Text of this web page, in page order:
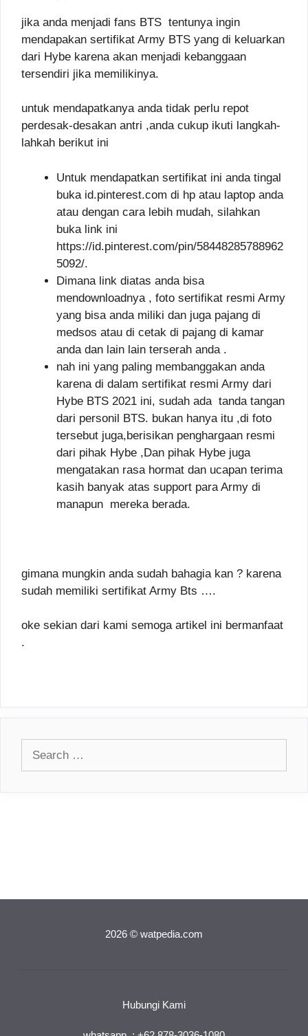
jika anda menjadi fans BTS tentunya ingin
mendapakan sertifikat Army BTS yang di keluarkan
dari Hybe karena akan menjadi kebanggaan
tersendiri jika memilikinya.
untuk mendapatkanya anda tidak perlu repot
perdesak-desakan antri ,anda cukup ikuti langkah-
lahkah berikut ini
Untuk mendapatkan sertifikat ini anda tingal
buka id.pinterest.com di hp atau laptop anda
atau dengan cara lebih mudah, silahkan
buka link ini
https://id.pinterest.com/pin/58448285788962
5092/.
Dimana link diatas anda bisa
mendownloadnya , foto sertifikat resmi Army
yang bisa anda miliki dan juga pajang di
medsos atau di cetak di pajang di kamar
anda dan lain lain terserah anda .
nah ini yang paling membanggakan anda
karena di dalam sertifikat resmi Army dari
Hybe BTS 2021 ini, sudah ada tanda tangan
dari personil BTS. bukan hanya itu ,di foto
tersebut juga,berisikan penghargaan resmi
dari pihak Hybe ,Dan pihak Hybe juga
mengatakan rasa hormat dan ucapan terima
kasih banyak atas support para Army di
manapun mereka berada.
gimana mungkin anda sudah bahagia kan ? karena
sudah memiliki sertifikat Army Bts ….
oke sekian dari kami semoga artikel ini bermanfaat
.
2026 © watpedia.com
Hubungi Kami